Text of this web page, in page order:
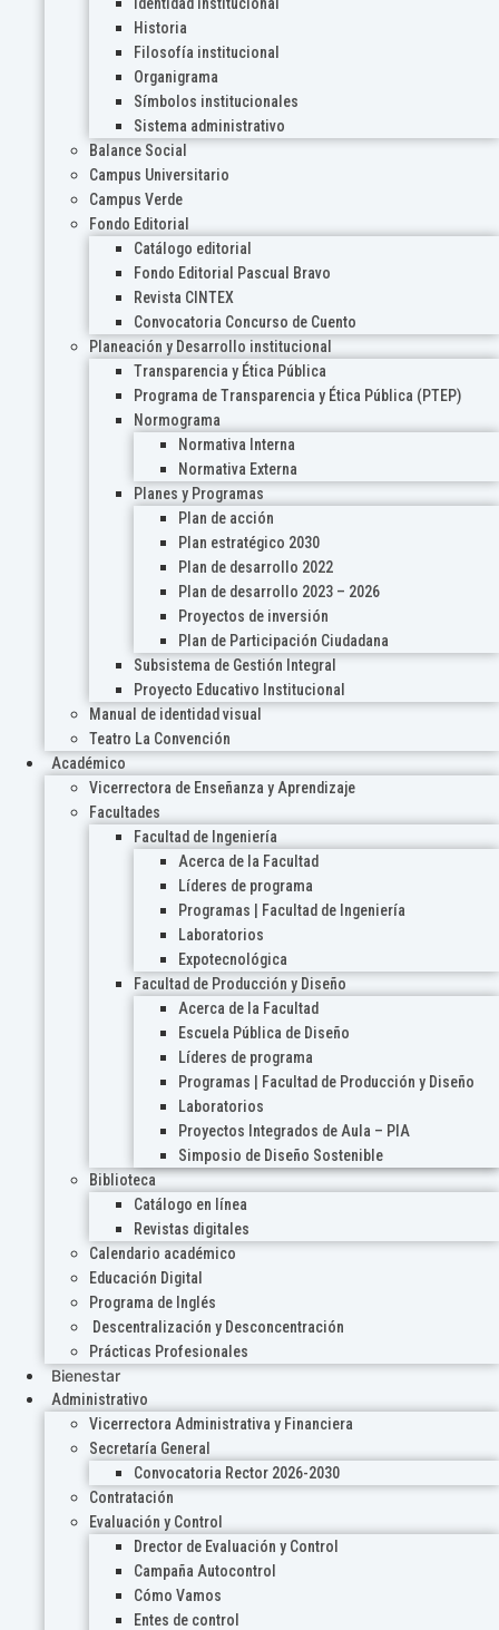
Identidad institucional
Historia
Filosofía institucional
Organigrama
Símbolos institucionales
Sistema administrativo
Balance Social
Campus Universitario
Campus Verde
Fondo Editorial
Catálogo editorial
Fondo Editorial Pascual Bravo
Revista CINTEX
Convocatoria Concurso de Cuento
Planeación y Desarrollo institucional
Transparencia y Ética Pública
Programa de Transparencia y Ética Pública (PTEP)
Normograma
Normativa Interna
Normativa Externa
Planes y Programas
Plan de acción
Plan estratégico 2030
Plan de desarrollo 2022
Plan de desarrollo 2023 – 2026
Proyectos de inversión
Plan de Participación Ciudadana
Subsistema de Gestión Integral
Proyecto Educativo Institucional
Manual de identidad visual
Teatro La Convención
Académico
Vicerrectora de Enseñanza y Aprendizaje
Facultades
Facultad de Ingeniería
Acerca de la Facultad
Líderes de programa
Programas | Facultad de Ingeniería
Laboratorios
Expotecnológica
Facultad de Producción y Diseño
Acerca de la Facultad
Escuela Pública de Diseño
Líderes de programa
Programas | Facultad de Producción y Diseño
Laboratorios
Proyectos Integrados de Aula – PIA
Simposio de Diseño Sostenible
Biblioteca
Catálogo en línea
Revistas digitales
Calendario académico
Educación Digital
Programa de Inglés
Descentralización y Desconcentración
Prácticas Profesionales
Bienestar
Administrativo
Vicerrectora Administrativa y Financiera
Secretaría General
Convocatoria Rector 2026-2030
Contratación
Evaluación y Control
Drector de Evaluación y Control
Campaña Autocontrol
Cómo Vamos
Entes de control